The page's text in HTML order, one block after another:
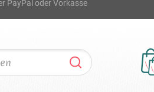
PayPal oder Vorkasse